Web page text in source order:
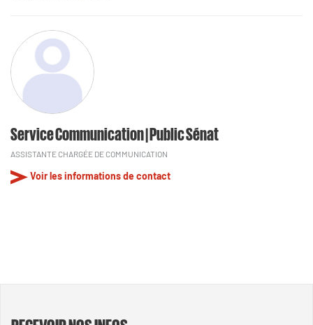
Service Communication | Public Sénat
ASSISTANTE CHARGÉE DE COMMUNICATION
Voir les informations de contact